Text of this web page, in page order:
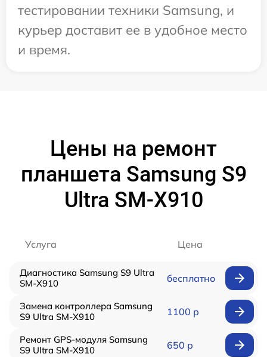
тестировании техники Samsung, и
курьер доставит ее в удобное место
и время.
Цены на ремонт
планшета Samsung S9
Ultra SM-X910
Услуга Цена
Диагностика Samsung S9 Ultra
SM-X910
бесплатно
Замена контроллера Samsung
S9 Ultra SM-X910
1100 р
Ремонт GPS-модуля Samsung
S9 Ultra SM-X910
650 р